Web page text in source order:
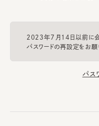
2023年7月14日以前に
パスワードの再設定をお願
パス